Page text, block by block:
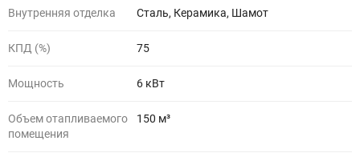
Внутренняя отделка Сталь, Керамика, Шамот
КПД (%) 75
Мощность 6 кВт
Объем отапливаемого
помещения
150 м³